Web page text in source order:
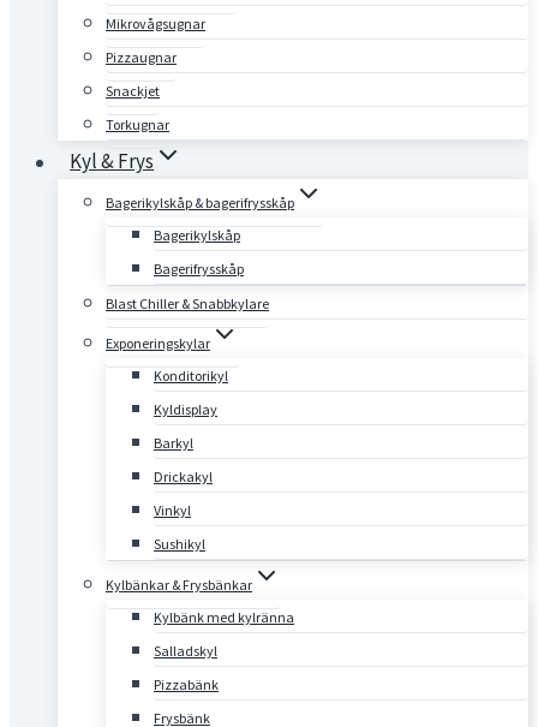
Mikrovågsugnar
Pizzaugnar
Snackjet
Torkugnar
Kyl & Frys
Bagerikylskåp & bagerifrysskåp
Bagerikylskåp
Bagerifrysskåp
Blast Chiller & Snabbkylare
Exponeringskylar
Konditorikyl
Kyldisplay
Barkyl
Drickakyl
Vinkyl
Sushikyl
Kylbänkar & Frysbänkar
Kylbänk med kylränna
Salladskyl
Pizzabänk
Frysbänk